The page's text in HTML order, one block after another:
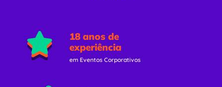
18 anos de
experiência
em Eventos Corporativos